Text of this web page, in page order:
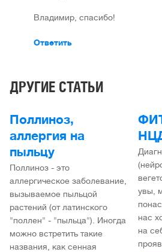
Владимир, спасибо!
Ответить
ДРУГИЕ СТАТЬИ
Поллиноз,
аллергия на
пыльцу
Поллиноз - это
аллергическое заболевание,
вызываемое пыльцой
растений (от латинского
"поллен" - "пыльца"). Иногда
можно встретить такие
названия, как сенная
увы,
нас
на